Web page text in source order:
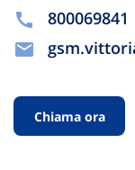
800069841
Chiama ora